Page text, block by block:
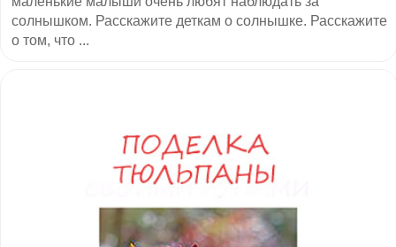
солнышком. Расскажите деткам о солнышке. Расскажите
о том, что ...